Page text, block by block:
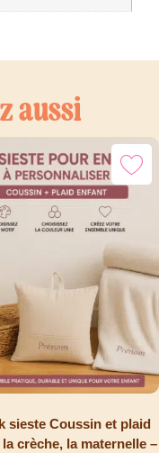
aussi
sieste Coussin et plaid
crèche, la maternelle –